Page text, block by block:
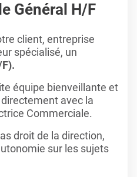
Général H/F
client, entreprise
spécialisé, un
équipe bienveillante et
avec la
Commerciale.
droit de la direction,
sur les sujets